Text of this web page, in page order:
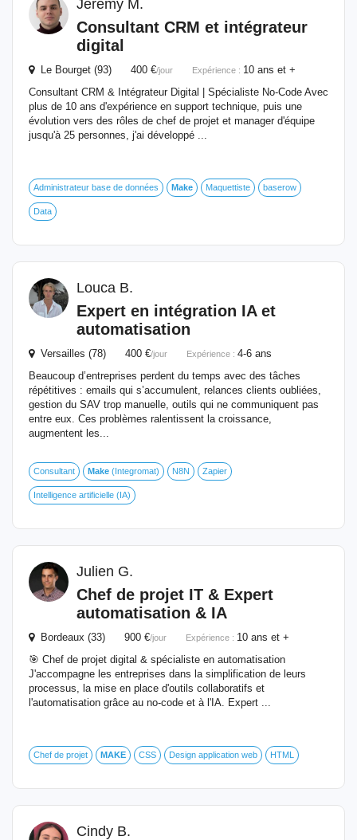
Jérémy M.
Consultant CRM et intégrateur
digital
Le Bourget (93) 400 €/jour Expérience : 10 ans et +
Consultant CRM & Intégrateur Digital | Spécialiste No-Code Avec
plus de 10 ans d'expérience en support technique, puis une
évolution vers des rôles de chef de projet et manager d'équipe
jusqu'à 25 personnes, j'ai développé ...
Administrateur base de données Make Maquettiste baserow
Data
Louca B.
Expert en intégration IA et
automatisation
Versailles (78) 400 €/jour Expérience : 4-6 ans
Beaucoup d’entreprises perdent du temps avec des tâches
répétitives : emails qui s’accumulent, relances clients oubliées,
gestion du SAV trop manuelle, outils qui ne communiquent pas
entre eux. Ces problèmes ralentissent la croissance,
augmentent les...
Consultant Make (Integromat) N8N Zapier
Intelligence artificielle (IA)
Julien G.
Chef de projet IT & Expert
automatisation & IA
Bordeaux (33) 900 €/jour Expérience : 10 ans et +
🎯 Chef de projet digital & spécialiste en automatisation
J'accompagne les entreprises dans la simplification de leurs
processus, la mise en place d'outils collaboratifs et
l'automatisation grâce au no-code et à l'IA. Expert ...
Chef de projet MAKE CSS Design application web HTML
Cindy B.